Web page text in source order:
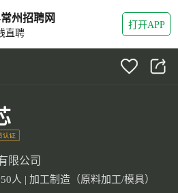
州招聘网
直聘
打开APP
限公司
人 | 加工制造（原料加工/模具）